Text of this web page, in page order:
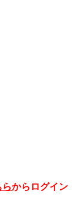
らからログイン